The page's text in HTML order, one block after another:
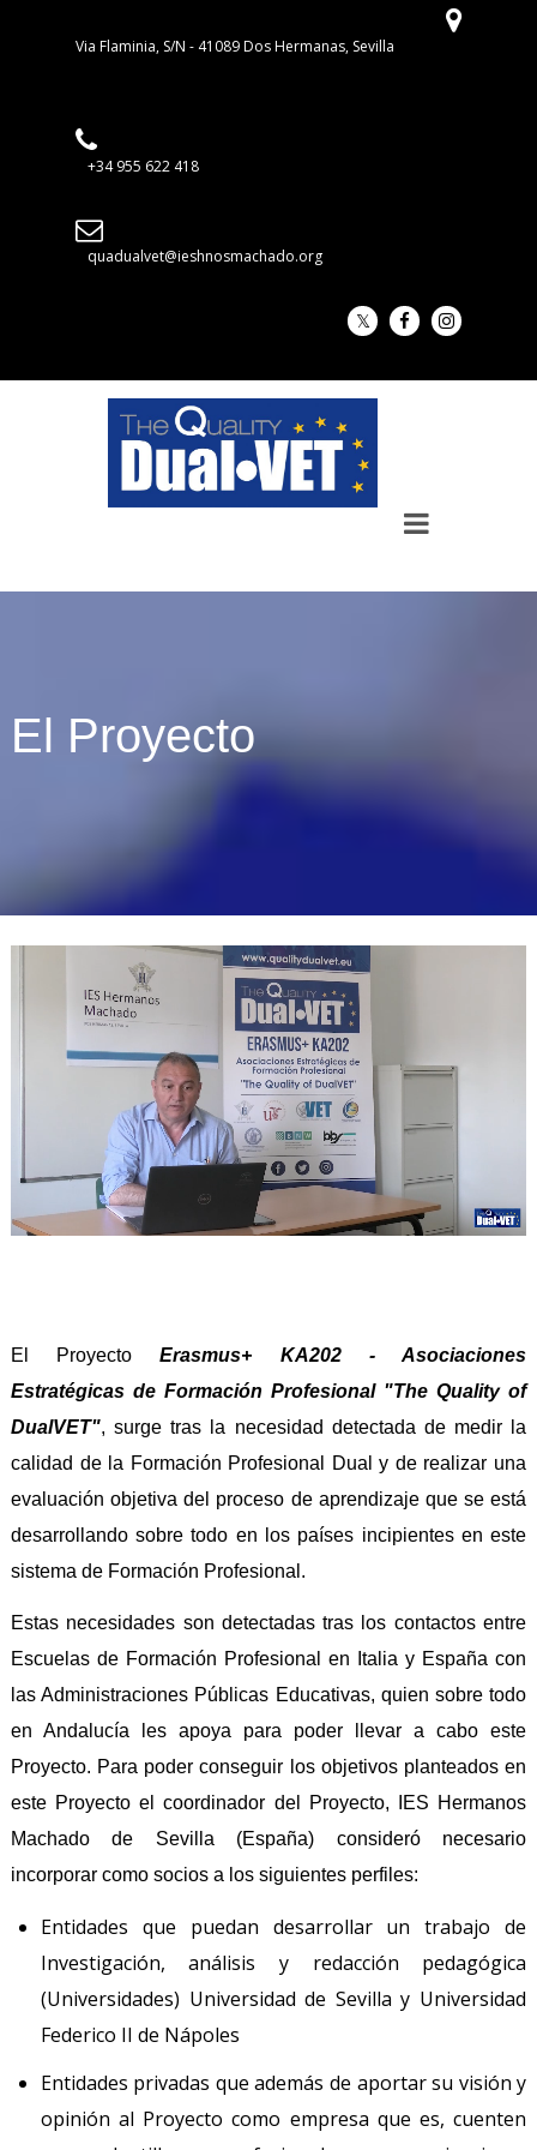
Via Flaminia, S/N - 41089 Dos Hermanas, Sevilla
+34 955 622 418
quadualvet@ieshnosmachado.org
El Proyecto
El ProyectoErasmus+ KA202 - Asociaciones
Estratégicas de Formación Profesional "The Quality of
DualVET", surge tras la necesidad detectada de medir la
calidad de la Formación Profesional Dual y de realizar una
evaluación objetiva del proceso de aprendizaje que se está
desarrollando sobre todo en los países incipientes en este
sistema de Formación Profesional.
Estas necesidades son detectadas tras los contactos entre
Escuelas de Formación Profesional en Italia y España con
las Administraciones Públicas Educativas, quien sobre todo
en Andalucía les apoya para poder llevar a cabo este
Proyecto. Para poder conseguir los objetivos planteados en
este Proyecto el coordinador del Proyecto, IES Hermanos
Machado de Sevilla (España) consideró necesario
incorporar como socios a los siguientes perfiles:
Entidades que puedan desarrollar un trabajo de
Investigación, análisis y redacción pedagógica
(Universidades) Universidad de Sevilla y Universidad
Federico II de Nápoles
Entidades privadas que además de aportar su visión y
opinión al Proyecto como empresa que es, cuenten